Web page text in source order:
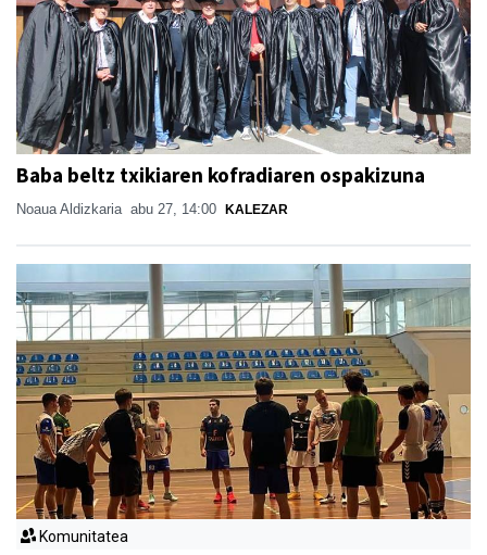
Baba beltz txikiaren kofradiaren ospakizuna
Noaua Aldizkaria abu 27, 14:00 KALEZAR
Komunitatea